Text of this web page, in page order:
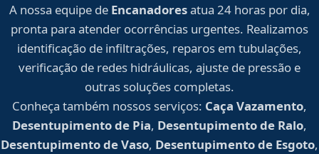
A nossa equipe de Encanadoresatua 24 horas por dia,
pronta para atender ocorrências urgentes. Realizamos
identificação de infiltrações, reparos em tubulações,
verificação de redes hidráulicas, ajuste de pressão e
outras soluções completas.
Conheça também nossos serviços: Caça Vazamento,
Desentupimento de Pia, Desentupimento de Ralo,
Desentupimento de Vaso, Desentupimento de Esgoto,